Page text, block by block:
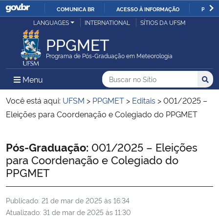
IR
COMUNICA BR ACESSO À INFORMAÇÃO
Ministério da Justiça e Segurança Pública
Ministério da Defesa
Ministério das Relações Exteriores
Ministério da Infraestrutura
Ministério da Agricultura, Pecuária e Abastecimento
Ministério da Educação
LANGUAGES INTERNATIONAL SÍTIOS DA UFSM
PPGMET
Programa de Pós-Graduação em Meteorologia
Menu Menu Principal do Sítio
Busca
Buscar no no Sítio
Busca:
Você está aqui: UFSM > PPGMET > Editais >001/2025 –
Eleições para Coordenação e Colegiado do PPGMET
Início do conteúdo
Pós-Graduação: 001/2025 – Eleições
para Coordenação e Colegiado do
PPGMET
Publicado: 21 de mar de 2025 às 16:34
Atualizado: 31 de mar de 2025 às 11:30